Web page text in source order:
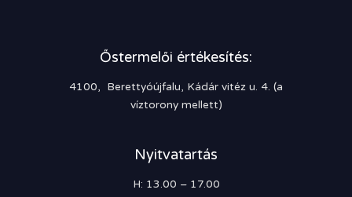
Őstermelői értékesítés:
4100, Berettyóújfalu, Kádár vitéz u. 4. (a
víztorony mellett)
Nyitvatartás
H: 13.00 – 17.00